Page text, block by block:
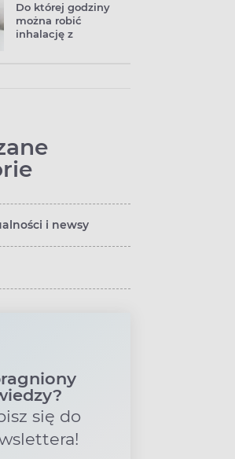
Do której godziny
można robić
inhalację z
i newsy
się do